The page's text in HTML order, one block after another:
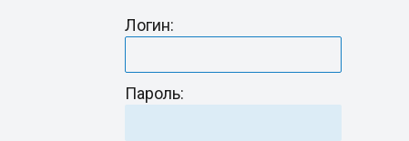
Логин:
Пароль: